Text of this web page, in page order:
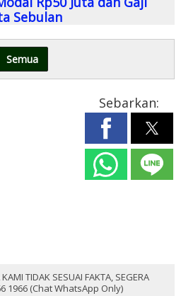
Sebulan
Semua
Sebarkan:
TIDAK SESUAI FAKTA, SEGERA
1966 (Chat WhatsApp Only)